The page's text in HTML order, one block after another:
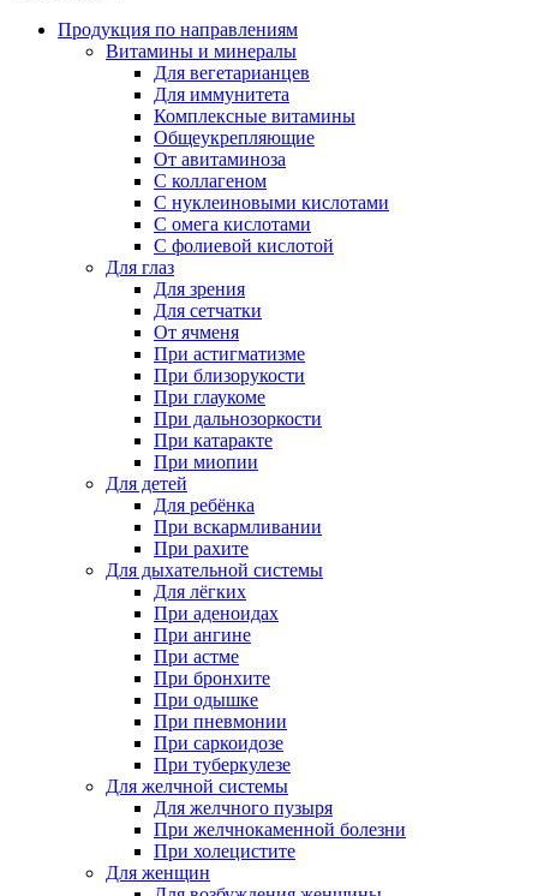
Продукция по направлениям
Витамины и минералы
Для вегетарианцев
Для иммунитета
Комплексные витамины
Общеукрепляющие
От авитаминоза
С коллагеном
С нуклеиновыми кислотами
С омега кислотами
С фолиевой кислотой
Для глаз
Для зрения
Для сетчатки
От ячменя
При астигматизме
При близорукости
При глаукоме
При дальнозоркости
При катаракте
При миопии
Для детей
Для ребёнка
При вскармливании
При рахите
Для дыхательной системы
Для лёгких
При аденоидах
При ангине
При астме
При бронхите
При одышке
При пневмонии
При саркоидозе
При туберкулезе
Для желчной системы
Для желчного пузыря
При желчнокаменной болезни
При холецистите
Для женщин